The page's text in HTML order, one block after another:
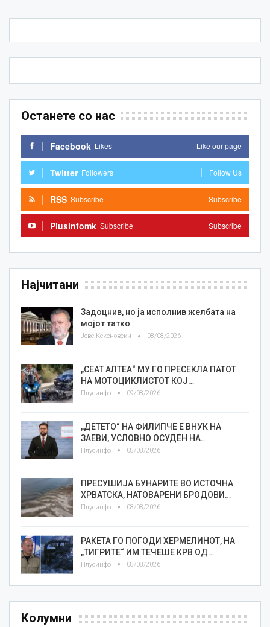
Останете со нас
Facebook Likes Like our page
Twitter Followers Follow Us
RSS Subscribe Subscribe
Plusinfomk Subscribe Subscribe
Најчитани
Задоцнив, но ја исполнив желбата на
мојот татко
Јове Кекеновски 08/08/2026
„СЕАТ АЛТЕА“ МУ ГО ПРЕСЕКЛА ПАТОТ
НА МОТОЦИКЛИСТОТ КОЈ…
Плусинфо 09/08/2026
„ДЕТЕТО“ НА ФИЛИПЧЕ Е ВНУК НА
ЗАЕВИ, УСЛОВНО ОСУДЕН НА…
Плусинфо 08/08/2026
ПРЕСУШИЈА БУНАРИТЕ ВО ИСТОЧНА
ХРВАТСКА, НАТОВАРЕНИ БРОДОВИ…
Плусинфо 08/08/2026
РАКЕТА ГО ПОГОДИ ХЕРМЕЛИНОТ, НА
„ТИГРИТЕ“ ИМ ТЕЧЕШЕ КРВ ОД…
Плусинфо 08/08/2026
Колумни